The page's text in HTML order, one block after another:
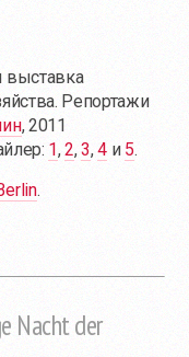
выставка
Репортажи
, 2011
1,2,3,4 и 5.
.
Nacht der